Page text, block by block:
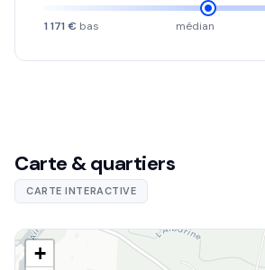
1 171 € bas médian
Carte & quartiers
CARTE INTERACTIVE
+